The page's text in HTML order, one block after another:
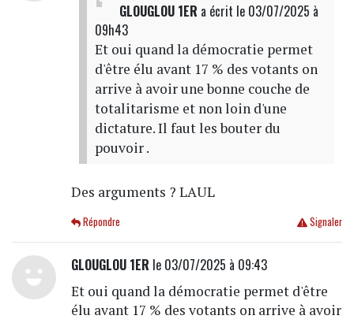
GLOUGLOU 1ER a écrit le 03/07/2025 à
09h43
Et oui quand la démocratie permet
d'être élu avant 17 % des votants on
arrive à avoir une bonne couche de
totalitarisme et non loin d'une
dictature. Il faut les bouter du
pouvoir .
Des arguments ? LAUL
Signaler
Répondre
GLOUGLOU 1ER le 03/07/2025 à 09:43
Et oui quand la démocratie permet d'être
élu avant 17 % des votants on arrive à avoir